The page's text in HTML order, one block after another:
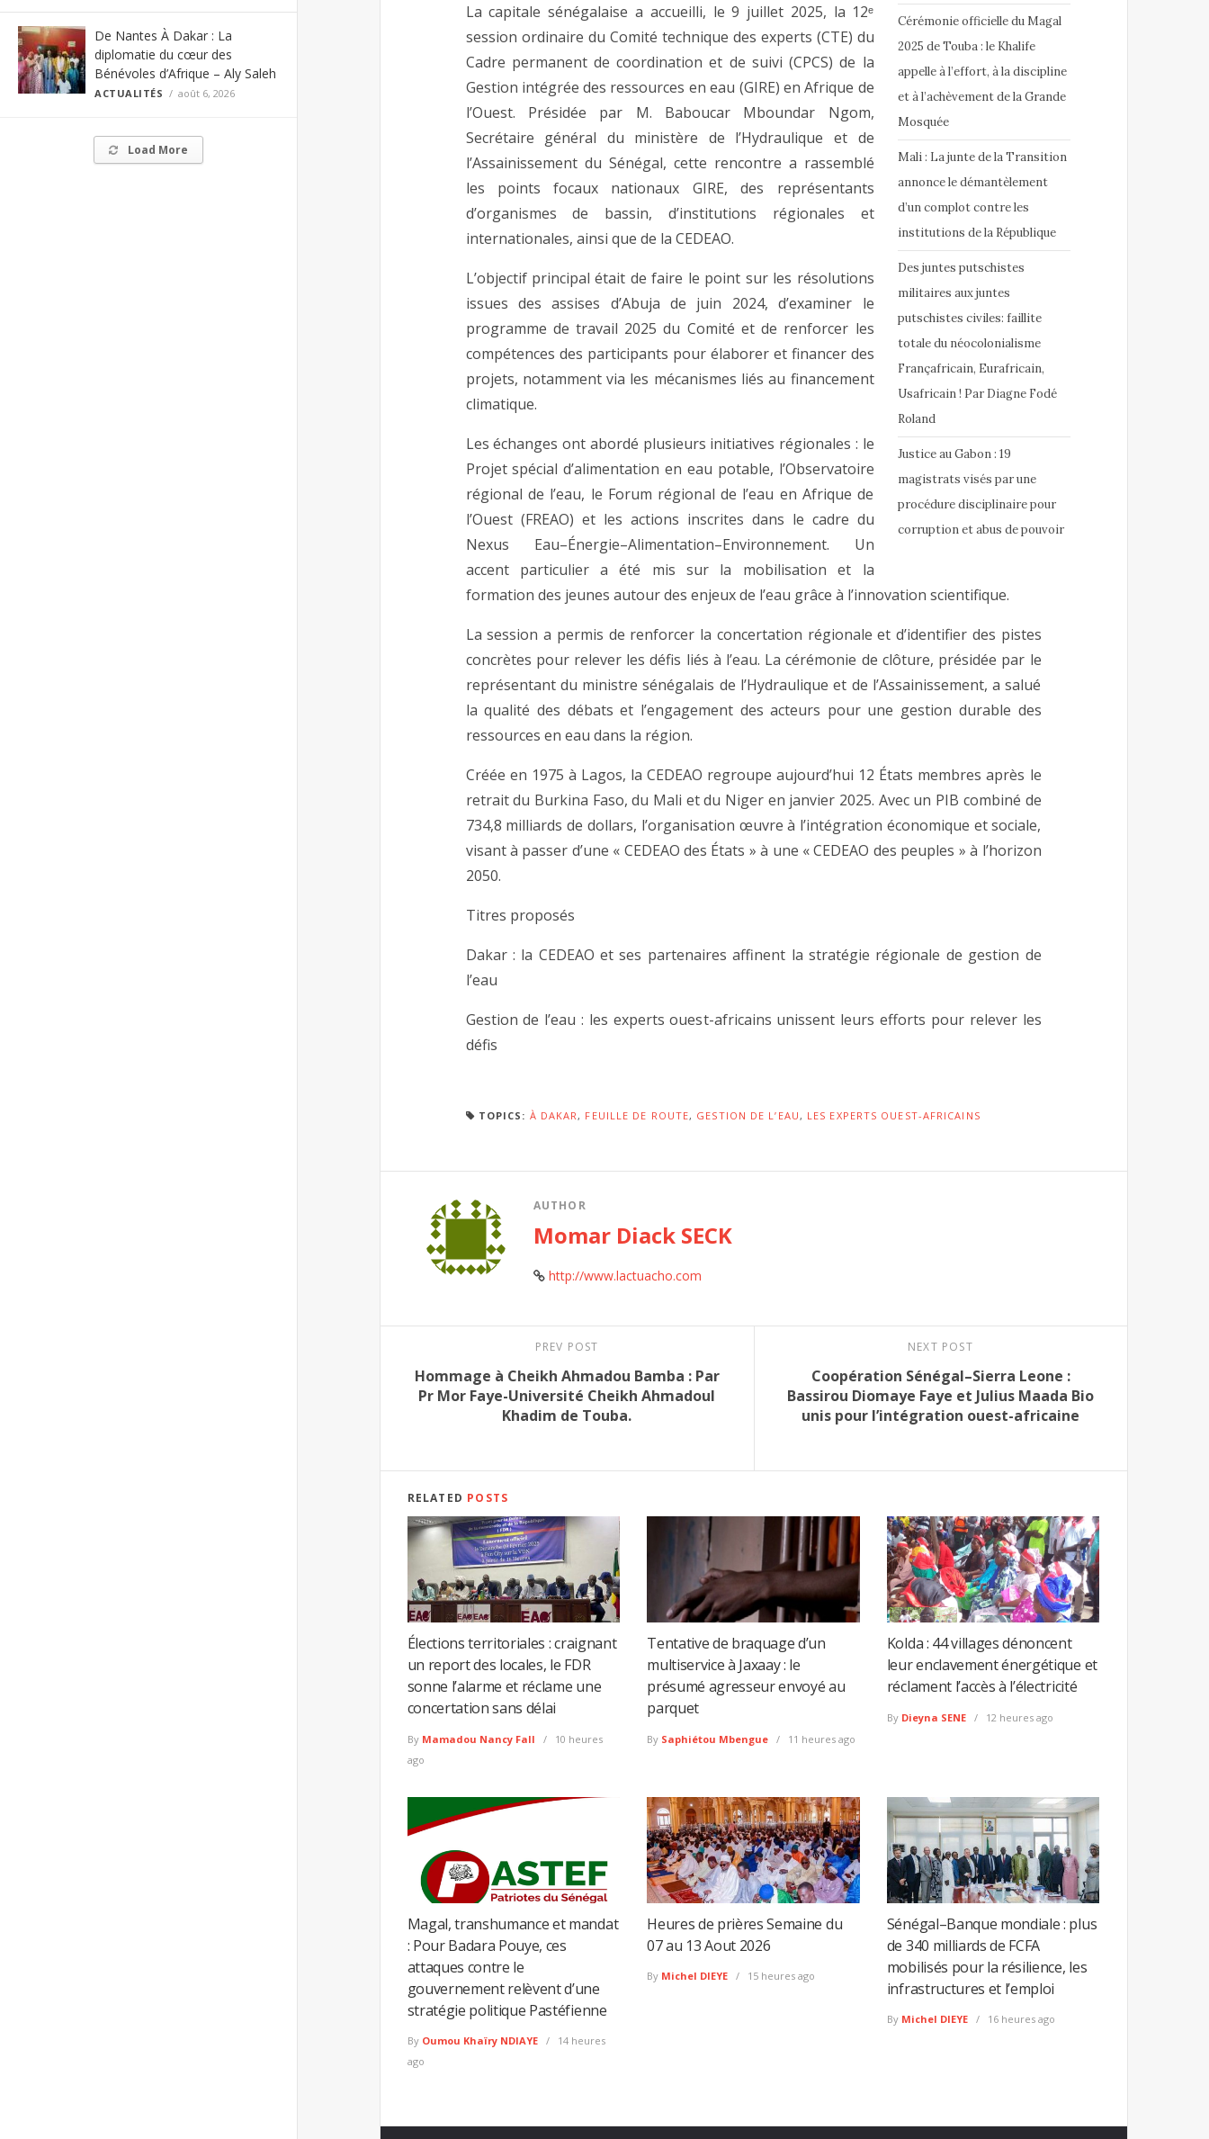
De Nantes À Dakar : La
diplomatie du cœur des
Bénévoles d’Afrique – Aly Saleh
ACTUALITÉS août 6, 2026
Load More
Cérémonie officielle du Magal
2025 de Touba : le Khalife
appelle à l’effort, à la discipline
et à l’achèvement de la Grande
Mosquée
Mali : La junte de la Transition
annonce le démantèlement
d’un complot contre les
institutions de la République
Des juntes putschistes
militaires aux juntes
putschistes civiles: faillite
totale du néocolonialisme
Françafricain, Eurafricain,
Usafricain ! Par Diagne Fodé
Roland
Justice au Gabon : 19
magistrats visés par une
procédure disciplinaire pour
corruption et abus de pouvoir
La capitale sénégalaise a accueilli, le 9 juillet 2025, la 12ᵉ
session ordinaire du Comité technique des experts (CTE) du
Cadre permanent de coordination et de suivi (CPCS) de la
Gestion intégrée des ressources en eau (GIRE) en Afrique de
l’Ouest. Présidée par M. Baboucar Mboundar Ngom,
Secrétaire général du ministère de l’Hydraulique et de
l’Assainissement du Sénégal, cette rencontre a rassemblé
les points focaux nationaux GIRE, des représentants
d’organismes de bassin, d’institutions régionales et
internationales, ainsi que de la CEDEAO.
L’objectif principal était de faire le point sur les résolutions
issues des assises d’Abuja de juin 2024, d’examiner le
programme de travail 2025 du Comité et de renforcer les
compétences des participants pour élaborer et financer des
projets, notamment via les mécanismes liés au financement
climatique.
Les échanges ont abordé plusieurs initiatives régionales : le
Projet spécial d’alimentation en eau potable, l’Observatoire
régional de l’eau, le Forum régional de l’eau en Afrique de
l’Ouest (FREAO) et les actions inscrites dans le cadre du
Nexus Eau–Énergie–Alimentation–Environnement. Un
accent particulier a été mis sur la mobilisation et la
formation des jeunes autour des enjeux de l’eau grâce à l’innovation scientifique.
La session a permis de renforcer la concertation régionale et d’identifier des pistes
concrètes pour relever les défis liés à l’eau. La cérémonie de clôture, présidée par le
représentant du ministre sénégalais de l’Hydraulique et de l’Assainissement, a salué
la qualité des débats et l’engagement des acteurs pour une gestion durable des
ressources en eau dans la région.
Créée en 1975 à Lagos, la CEDEAO regroupe aujourd’hui 12 États membres après le
retrait du Burkina Faso, du Mali et du Niger en janvier 2025. Avec un PIB combiné de
734,8 milliards de dollars, l’organisation œuvre à l’intégration économique et sociale,
visant à passer d’une « CEDEAO des États » à une « CEDEAO des peuples » à l’horizon
2050.
Titres proposés
Dakar : la CEDEAO et ses partenaires affinent la stratégie régionale de gestion de
l’eau
Gestion de l’eau : les experts ouest-africains unissent leurs efforts pour relever les
défis
TOPICS: À DAKAR , FEUILLE DE ROUTE, GESTION DE L’EAU , LES EXPERTS OUEST-AFRICAINS
AUTHOR
Momar Diack SECK
http://www.lactuacho.com
PREV POST
Hommage à Cheikh Ahmadou Bamba : Par
Pr Mor Faye-Université Cheikh Ahmadoul
Khadim de Touba.
NEXT POST
Coopération Sénégal–Sierra Leone :
Bassirou Diomaye Faye et Julius Maada Bio
unis pour l’intégration ouest-africaine
RELATED POSTS
Élections territoriales : craignant
un report des locales, le FDR
sonne l’alarme et réclame une
concertation sans délai
By Mamadou Nancy Fall
10 heures
ago
Tentative de braquage d’un
multiservice à Jaxaay : le
présumé agresseur envoyé au
parquet
By Saphiétou Mbengue 11 heures ago
Kolda : 44 villages dénoncent
leur enclavement énergétique et
réclament l’accès à l’électricité
By Dieyna SENE 12 heures ago
Magal, transhumance et mandat
: Pour Badara Pouye, ces
attaques contre le
gouvernement relèvent d’une
stratégie politique Pastéfienne
By Oumou Khaïry NDIAYE
14 heures
ago
Heures de prières Semaine du
07 au 13 Aout 2026
By Michel DIEYE 15 heures ago
Sénégal–Banque mondiale : plus
de 340 milliards de FCFA
mobilisés pour la résilience, les
infrastructures et l’emploi
By Michel DIEYE 16 heures ago